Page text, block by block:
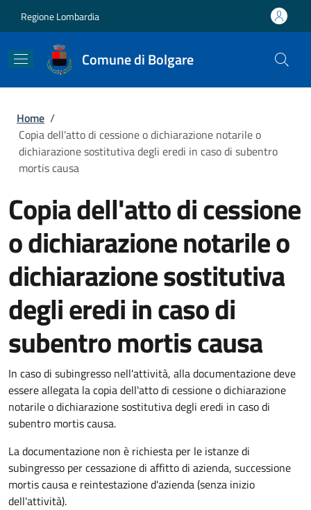
Regione Lombardia
Comune di Bolgare
Briciole di pane
Home /
Copia dell'atto di cessione o dichiarazione notarile o
dichiarazione sostitutiva degli eredi in caso di subentro
mortis causa
Copia dell'atto di cessione
o dichiarazione notarile o
dichiarazione sostitutiva
degli eredi in caso di
subentro mortis causa
In caso di subingresso nell'attività, alla documentazione deve
essere allegata la copia dell'atto di cessione o dichiarazione
notarile o dichiarazione sostitutiva degli eredi in caso di
subentro mortis causa.
La documentazione non è richiesta per le istanze di
subingresso per cessazione di affitto di azienda, successione
mortis causa e reintestazione d'azienda (senza inizio
dell'attività).